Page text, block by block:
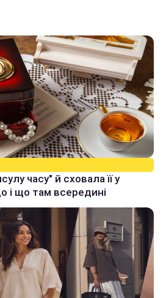
часу" й сховала її у
і що там всередині